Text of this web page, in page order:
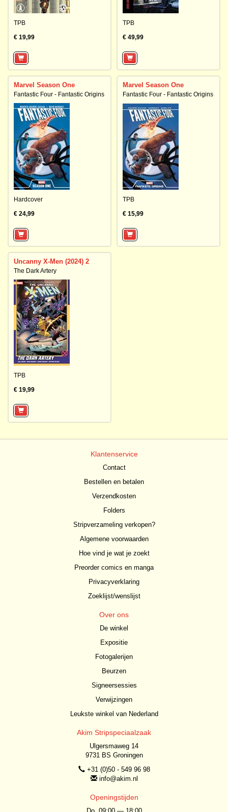
TPB
€ 19,99
TPB
€ 49,99
Marvel Season One
Fantastic Four - Fantastic Origins
Hardcover
€ 24,99
Marvel Season One
Fantastic Four - Fantastic Origins
TPB
€ 15,99
Uncanny X-Men (2024) 2
The Dark Artery
TPB
€ 19,99
Klantenservice
Contact
Bestellen en betalen
Verzendkosten
Folders
Stripverzameling verkopen?
Algemene voorwaarden
Hoe vind je wat je zoekt
Preorder comics en manga
Privacyverklaring
Zoeklijst/wenslijst
Over ons
De winkel
Expositie
Fotogalerijen
Beurzen
Signeersessies
Verwijzingen
Leukste winkel van Nederland
Akim Stripspeciaalzaak
Ulgersmaweg 14
9731 BS Groningen
+31 (0)50 - 549 96 98
info@akim.nl
Openingstijden